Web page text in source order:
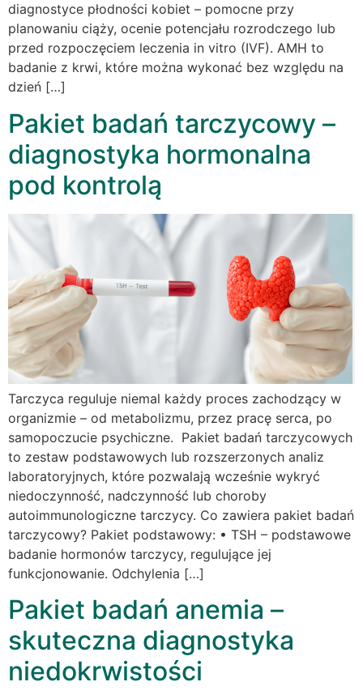
diagnostyce płodności kobiet – pomocne przy
planowaniu ciąży, ocenie potencjału rozrodczego lub
przed rozpoczęciem leczenia in vitro (IVF). AMH to
badanie z krwi, które można wykonać bez względu na
dzień […]
Pakiet badań tarczycowy –
diagnostyka hormonalna
pod kontrolą
Tarczyca reguluje niemal każdy proces zachodzący w
organizmie – od metabolizmu, przez pracę serca, po
samopoczucie psychiczne. Pakiet badań tarczycowych
to zestaw podstawowych lub rozszerzonych analiz
laboratoryjnych, które pozwalają wcześnie wykryć
niedoczynność, nadczynność lub choroby
autoimmunologiczne tarczycy. Co zawiera pakiet badań
tarczycowy? Pakiet podstawowy: • TSH – podstawowe
badanie hormonów tarczycy, regulujące jej
funkcjonowanie. Odchylenia […]
Pakiet badań anemia –
skuteczna diagnostyka
niedokrwistości